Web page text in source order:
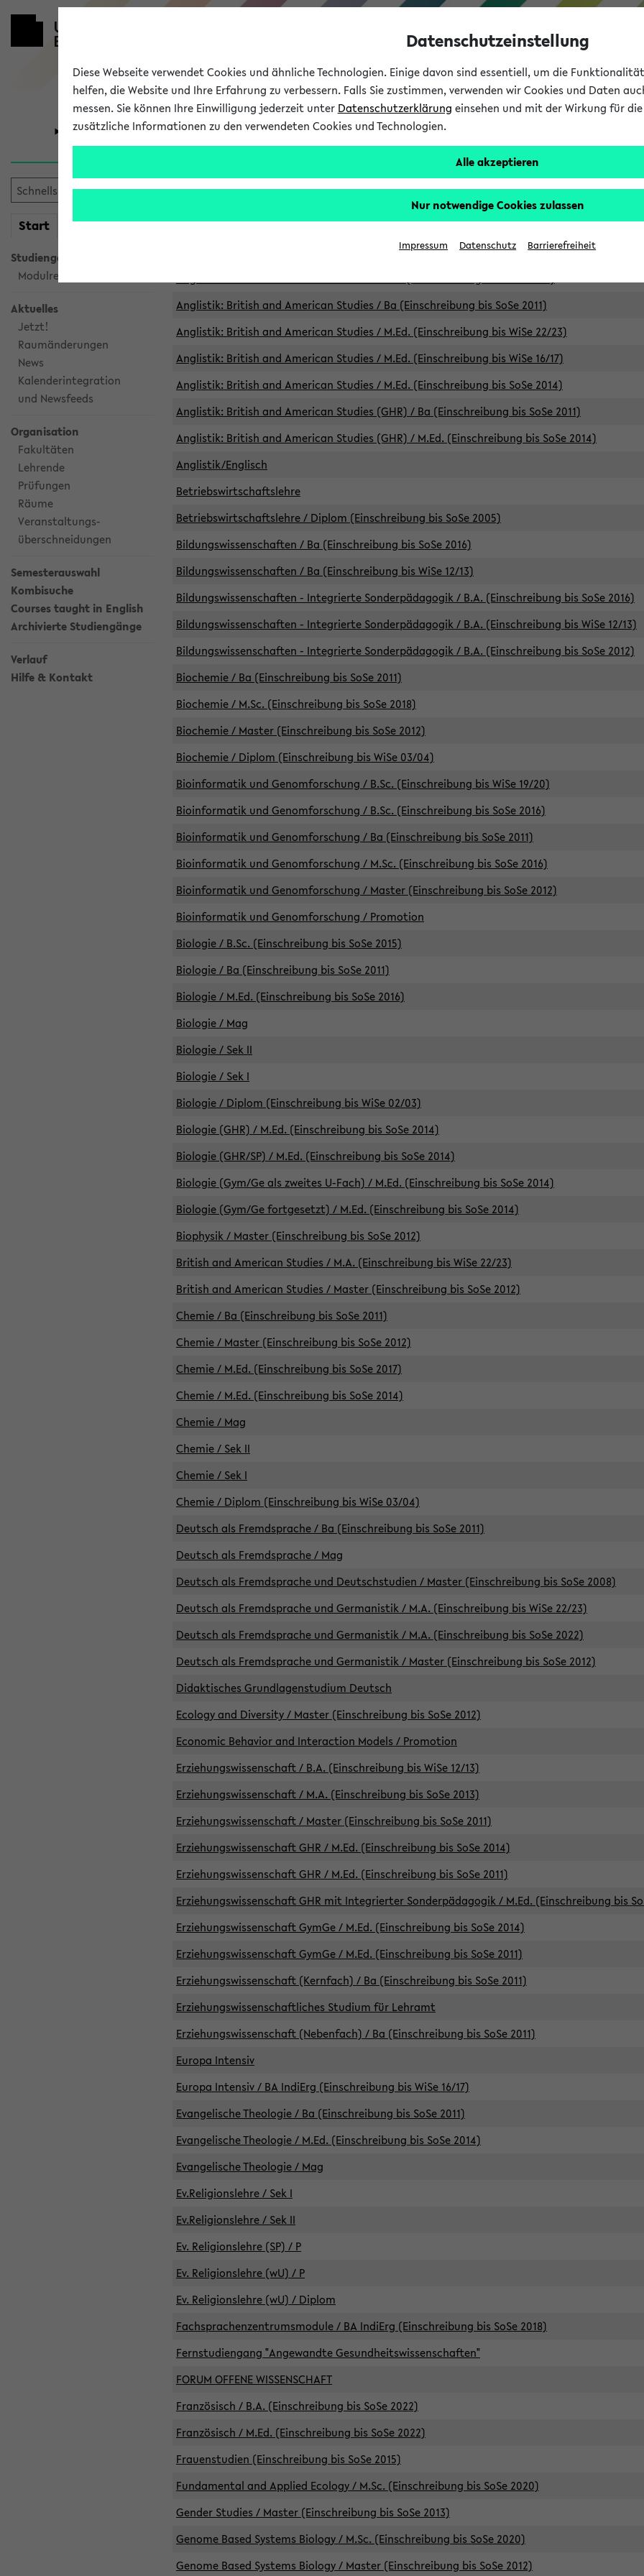
Universität Forschung Studium
Start meineKVV
Studiengangsauswahl
Modulrecherche
Aktuelles
Jetzt!
Raumänderungen
News
Kalenderintegration
und Newsfeeds
Organisation
Fakultäten
Lehrende
Prüfungen
Räume
Veranstaltungs-
überschneidungen
Semesterauswahl
Kombisuche
Courses taught in English
Archivierte Studiengänge
Verlauf
Hilfe & Kontakt
Archivierte Studiengänge
Anglistik: British and American Studies / B.A. (Einschreibung bis WiSe 16/17)
Anglistik: British and American Studies / B.A. (Einschreibung bis SoSe 2015)
Anglistik: British and American Studies / Ba (Einschreibung bis SoSe 2011)
Anglistik: British and American Studies / M.Ed. (Einschreibung bis WiSe 22/23)
Anglistik: British and American Studies / M.Ed. (Einschreibung bis WiSe 16/17)
Anglistik: British and American Studies / M.Ed. (Einschreibung bis SoSe 2014)
Anglistik: British and American Studies (GHR) / Ba (Einschreibung bis SoSe 2011)
Anglistik: British and American Studies (GHR) / M.Ed. (Einschreibung bis SoSe 2014)
Anglistik/Englisch
Betriebswirtschaftslehre
Betriebswirtschaftslehre / Diplom (Einschreibung bis SoSe 2005)
Bildungswissenschaften / Ba (Einschreibung bis SoSe 2016)
Bildungswissenschaften / Ba (Einschreibung bis WiSe 12/13)
Bildungswissenschaften - Integrierte Sonderpädagogik / B.A. (Einschreibung bis SoSe 2016)
Bildungswissenschaften - Integrierte Sonderpädagogik / B.A. (Einschreibung bis WiSe 12/13)
Bildungswissenschaften - Integrierte Sonderpädagogik / B.A. (Einschreibung bis SoSe 2012)
Biochemie / Ba (Einschreibung bis SoSe 2011)
Biochemie / M.Sc. (Einschreibung bis SoSe 2018)
Biochemie / Master (Einschreibung bis SoSe 2012)
Biochemie / Diplom (Einschreibung bis WiSe 03/04)
Bioinformatik und Genomforschung / B.Sc. (Einschreibung bis WiSe 19/20)
Bioinformatik und Genomforschung / B.Sc. (Einschreibung bis SoSe 2016)
Bioinformatik und Genomforschung / Ba (Einschreibung bis SoSe 2011)
Bioinformatik und Genomforschung / M.Sc. (Einschreibung bis SoSe 2016)
Bioinformatik und Genomforschung / Master (Einschreibung bis SoSe 2012)
Bioinformatik und Genomforschung / Promotion
Biologie / B.Sc. (Einschreibung bis SoSe 2015)
Biologie / Ba (Einschreibung bis SoSe 2011)
Biologie / M.Ed. (Einschreibung bis SoSe 2016)
Biologie / Mag
Biologie / Sek II
Biologie / Sek I
Biologie / Diplom (Einschreibung bis WiSe 02/03)
Biologie (GHR) / M.Ed. (Einschreibung bis SoSe 2014)
Biologie (GHR/SP) / M.Ed. (Einschreibung bis SoSe 2014)
Biologie (Gym/Ge als zweites U-Fach) / M.Ed. (Einschreibung bis SoSe 2014)
Biologie (Gym/Ge fortgesetzt) / M.Ed. (Einschreibung bis SoSe 2014)
Biophysik / Master (Einschreibung bis SoSe 2012)
British and American Studies / M.A. (Einschreibung bis WiSe 22/23)
British and American Studies / Master (Einschreibung bis SoSe 2012)
Chemie / Ba (Einschreibung bis SoSe 2011)
Chemie / Master (Einschreibung bis SoSe 2012)
Chemie / M.Ed. (Einschreibung bis SoSe 2017)
Chemie / M.Ed. (Einschreibung bis SoSe 2014)
Chemie / Mag
Chemie / Sek II
Chemie / Sek I
Chemie / Diplom (Einschreibung bis WiSe 03/04)
Deutsch als Fremdsprache / Ba (Einschreibung bis SoSe 2011)
Deutsch als Fremdsprache / Mag
Deutsch als Fremdsprache und Deutschstudien / Master (Einschreibung bis SoSe 2008)
Deutsch als Fremdsprache und Germanistik / M.A. (Einschreibung bis WiSe 22/23)
Deutsch als Fremdsprache und Germanistik / M.A. (Einschreibung bis SoSe 2022)
Deutsch als Fremdsprache und Germanistik / Master (Einschreibung bis SoSe 2012)
Didaktisches Grundlagenstudium Deutsch
Ecology and Diversity / Master (Einschreibung bis SoSe 2012)
Economic Behavior and Interaction Models / Promotion
Erziehungswissenschaft / B.A. (Einschreibung bis WiSe 12/13)
Erziehungswissenschaft / M.A. (Einschreibung bis SoSe 2013)
Erziehungswissenschaft / Master (Einschreibung bis SoSe 2011)
Erziehungswissenschaft GHR / M.Ed. (Einschreibung bis SoSe 2014)
Erziehungswissenschaft GHR / M.Ed. (Einschreibung bis SoSe 2011)
Erziehungswissenschaft GHR mit Integrierter Sonderpädagogik / M.Ed. (Einschreibung bis
Erziehungswissenschaft GymGe / M.Ed. (Einschreibung bis SoSe 2014)
Erziehungswissenschaft GymGe / M.Ed. (Einschreibung bis SoSe 2011)
Erziehungswissenschaft (Kernfach) / Ba (Einschreibung bis SoSe 2011)
Erziehungswissenschaftliches Studium für Lehramt
Erziehungswissenschaft (Nebenfach) / Ba (Einschreibung bis SoSe 2011)
Europa Intensiv
Europa Intensiv / BA IndiErg (Einschreibung bis WiSe 16/17)
Evangelische Theologie / Ba (Einschreibung bis SoSe 2011)
Evangelische Theologie / M.Ed. (Einschreibung bis SoSe 2014)
Evangelische Theologie / Mag
Ev.Religionslehre / Sek I
Ev.Religionslehre / Sek II
Ev. Religionslehre (SP) / P
Ev. Religionslehre (wU) / P
Ev. Religionslehre (wU) / Diplom
Fachsprachenzentrumsmodule / BA IndiErg (Einschreibung bis SoSe 2018)
Fernstudiengang "Angewandte Gesundheitswissenschaften"
FORUM OFFENE WISSENSCHAFT
Französisch / B.A. (Einschreibung bis SoSe 2022)
Französisch / M.Ed. (Einschreibung bis SoSe 2022)
Frauenstudien (Einschreibung bis SoSe 2015)
Fundamental and Applied Ecology / M.Sc. (Einschreibung bis SoSe 2020)
Gender Studies / Master (Einschreibung bis SoSe 2013)
Genome Based Systems Biology / M.Sc. (Einschreibung bis SoSe 2020)
Genome Based Systems Biology / Master (Einschreibung bis SoSe 2012)
Datenschutzeinstellung
Diese Webseite verwendet Cookies und ähnliche Technologien. Einige davon sind essentiell, um die
helfen, die Website und Ihre Erfahrung zu verbessern. Falls Sie zustimmen, verwenden wir Cookies und Daten
messen. Sie können Ihre Einwilligung jederzeit unter Datenschutzerklärung einsehen und mit der Wirkung für
zusätzliche Informationen zu den verwendeten Cookies und Technologien.
Alle akzeptieren
Nur notwendige Cookies zulassen
Impressum Datenschutz Barrierefreiheit